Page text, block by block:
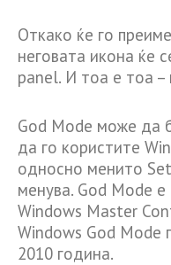
Откако ќе го
неговата икона ќе
panel. И тоа е тоа –
God Mode може да
да го користите
односно менито
менува. God Mode
Windows Master
Windows God Mode
2010 година.